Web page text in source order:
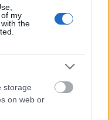
my
the
storage
on web or